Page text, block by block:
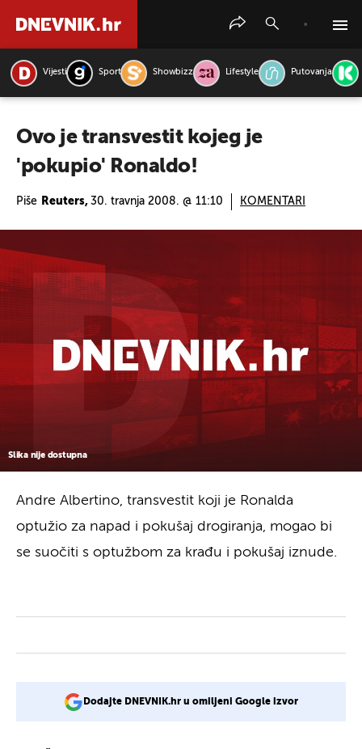
Vijesti Sport Showbizz Lifestyle Putovanja
Ovo je transvestit kojeg je
'pokupio' Ronaldo!
Piše Reuters, 30. travnja 2008. @ 11:10 KOMENTARI
Slika nije dostupna
Andre Albertino, transvestit koji je Ronalda
optužio za napad i pokušaj drogiranja, mogao bi
se suočiti s optužbom za krađu i pokušaj iznude.
Dodajte DNEVNIK.hr u omiljeni Google izvor
PRETRAŽITE VIJESTI